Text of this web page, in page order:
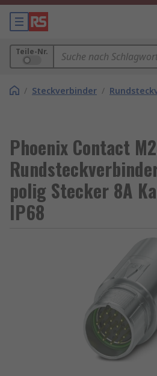
Teile-Nr.
/ Steckverbinder /
Phoenix Contact
polig Stecker 8A
IP68